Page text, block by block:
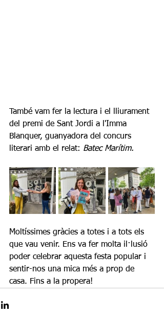
També vam fer la lectura i el lliurament
del premi de Sant Jordi a l'Imma
Blanquer, guanyadora del concurs
literari amb el relat: Batec Marítim.
Moltíssimes gràcies a totes i a tots els
que vau venir. Ens va fer molta il·lusió
poder celebrar aquesta festa popular i
sentir-nos una mica més a prop de
casa. Fins a la propera!